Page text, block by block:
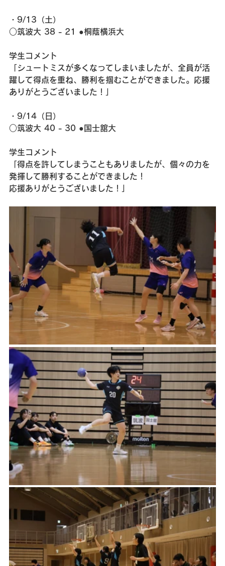
・9/13（土）
○筑波大 38 - 21 ●桐蔭横浜大
学生コメント
「シュートミスが多くなってしまいましたが、全員が活
躍して得点を重ね、勝利を掴むことができました。応援
ありがとうございました！」
・9/14（日）
○筑波大 40 - 30 ●国士舘大
学生コメント
「得点を許してしまうこともありましたが、個々の力を
発揮して勝利することができました！
応援ありがとうございました！」